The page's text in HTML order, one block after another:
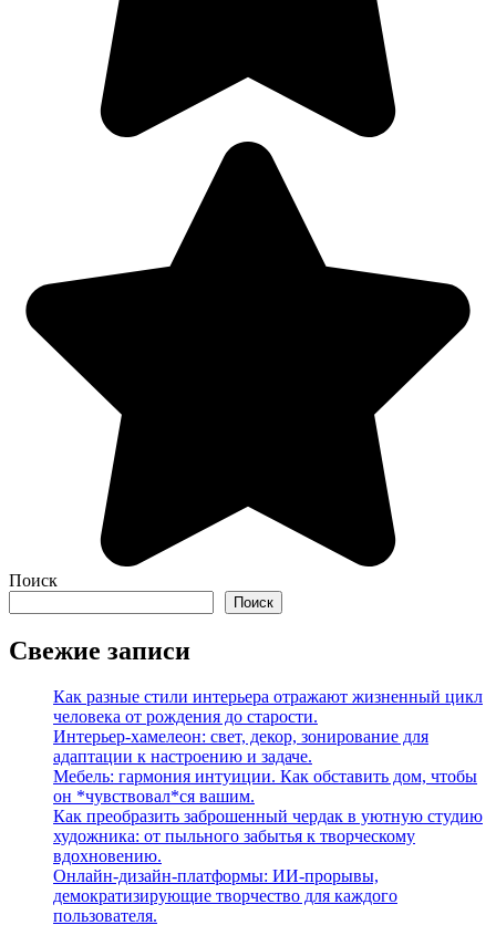
Поиск
Поиск
Свежие записи
Как разные стили интерьера отражают жизненный цикл
человека от рождения до старости.
Интерьер-хамелеон: свет, декор, зонирование для
адаптации к настроению и задаче.
Мебель: гармония интуиции. Как обставить дом, чтобы
он *чувствовал*ся вашим.
Как преобразить заброшенный чердак в уютную студию
художника: от пыльного забытья к творческому
вдохновению.
Онлайн-дизайн-платформы: ИИ-прорывы,
демократизирующие творчество для каждого
пользователя.